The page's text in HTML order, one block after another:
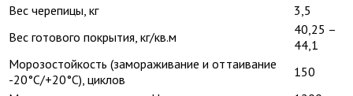
Вес черепицы, кг
3,5
Вес готового покрытия, кг/кв.м
40,25 –
44,1
Морозостойкость (замораживание и оттаивание
-20°С/+20°С), циклов
150